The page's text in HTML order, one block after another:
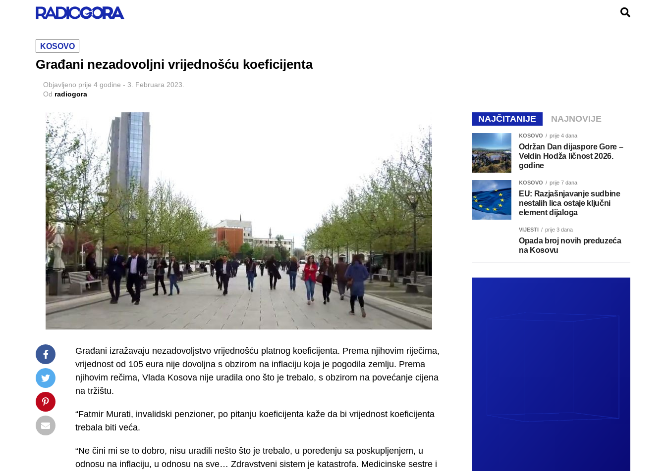
KOSOVO
Građani nezadovoljni vrijednošću koeficijenta
Objavljeno prije 4 godine - 3. Februara 2023.
Od radiogora
Građani izražavaju nezadovoljstvo vrijednošću platnog koeficijenta. Prema njihovim riječima,
vrijednost od 105 eura nije dovoljna s obzirom na inflaciju koja je pogodila zemlju. Prema
njihovim rečima, Vlada Kosova nije uradila ono što je trebalo, s obzirom na povećanje cijena
na tržištu.
“Fatmir Murati, invalidski penzioner, po pitanju koeficijenta kaže da bi vrijednost koeficijenta
trebala biti veća.
“Ne čini mi se to dobro, nisu uradili nešto što je trebalo, u poređenju sa poskupljenjem, u
odnosu na inflaciju, u odnosu na sve… Zdravstveni sistem je katastrofa. Medicinske sestre i
NAJČITANIJE NAJNOVIJE
KOSOVO prije 4 dana
Održan Dan dijaspore Gore –
Veldin Hodža ličnost 2026.
godine
KOSOVO prije 7 dana
EU: Razjašnjavanje sudbine
nestalih lica ostaje ključni
element dijaloga
VIJESTI prije 3 dana
Opada broj novih preduzeća
na Kosovu